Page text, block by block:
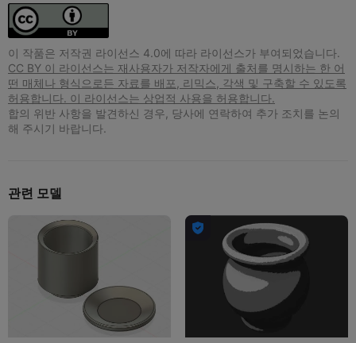
이 작품은 저작권 라이선스 4.0에 따라 라이선스가 부여되었습니다.
CC BY 이 라이선스는 재사용자가 저작자에게 출처를 명시하는 한 어
떤 매체나 형식으로든 자료를 배포, 리믹스, 각색 및 구축할 수 있도록
허용합니다. 이 라이선스는 상업적 사용을 허용합니다.
합의 위반 사항을 발견하신 경우, 당사에 연락하여 추가 조치를 논의
해 주시기 바랍니다.
관련 모델
